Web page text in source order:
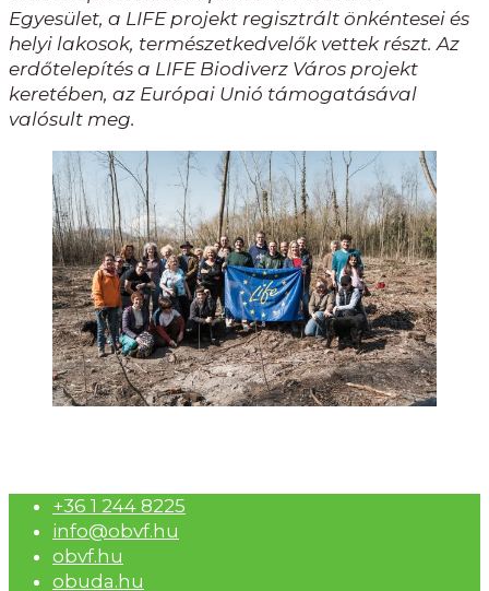
Egyesület, a LIFE projekt regisztrált önkéntesei és
helyi lakosok, természetkedvelők vettek részt. Az
erdőtelepítés a LIFE Biodiverz Város projekt
keretében, az Európai Unió támogatásával
valósult meg.
+36 1 244 8225
info@obvf.hu
obvf.hu
obuda.hu